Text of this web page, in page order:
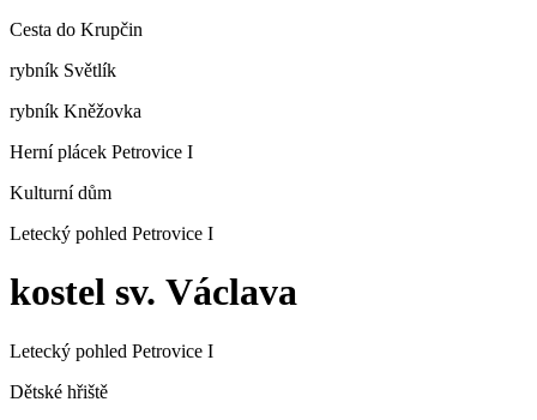
Cesta do Krupčin
rybník Světlík
rybník Kněžovka
Herní plácek Petrovice I
Kulturní dům
Letecký pohled Petrovice I
kostel sv. Václava
Letecký pohled Petrovice I
Dětské hřiště